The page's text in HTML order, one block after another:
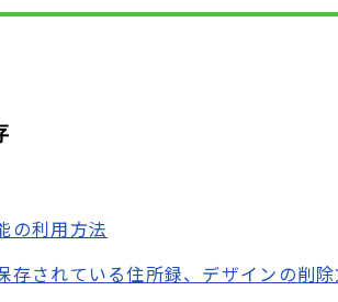
の利用方法
存されている住所録、デザインの削